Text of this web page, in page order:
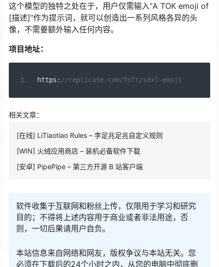
这个模型的独特之处在于，用户仅需输入“A TOK emoji of
[描述]”作为提示词，就可以创造出一系列风格各异的头
像，不需要额外输入任何内容。
项目地址：
https : //replicate.com/fofr/sdxl-emoji
相关文章：
[在线] LiTiaotiao Rules – 李足兆足兆自定义规则
[WIN] 火绒应用商店 – 装机必备软件下载
[安卓] PipePipe – 第三方开源 B 站客户端
软件收集于互联网和粉丝上传，仅限用于学习和研究
目的；不得将上述内容用于商业或者非法用途，否
则，一切后果请用户自负。
本站信息来自网络和网友，版权争议与本站无关。您
必须在下载后的24个小时之内，从您的电脑中彻底删